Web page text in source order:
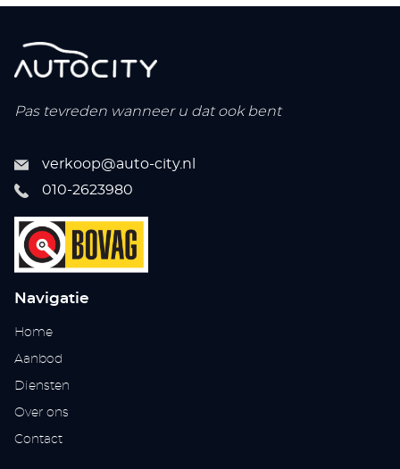
Pas tevreden wanneer u dat ook bent
verkoop@auto-city.nl
010-2623980
Navigatie
Home
Aanbod
Diensten
Over ons
Contact